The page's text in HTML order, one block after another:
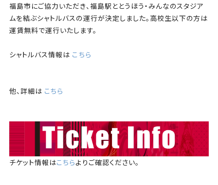
福島市にご協力いただき、福島駅ととうほう・みんなのスタジア
ムを結ぶシャトルバスの運行が決定しました。高校生以下の方は
運賃無料で運行いたします。
シャトルバス情報は こちら
他、詳細は こちら
チケット情報はこちらよりご確認ください。